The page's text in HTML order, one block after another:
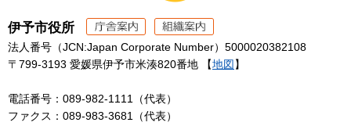
伊予市役所
法人番号（JCN:Japan Corporate Number）5000020382108
〒799-3193 愛媛県伊予市米湊820番地 【地図 】
電話番号：089-982-1111（代表）
ファクス：089-983-3681（代表）